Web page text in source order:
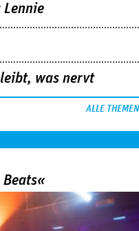
Lennie
was nervt
ALLE THEMEN